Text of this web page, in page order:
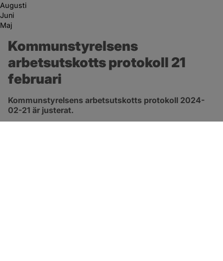
Augusti
Juni
Maj
Kommunstyrelsens
arbetsutskotts protokoll 21
februari
Kommunstyrelsens arbetsutskotts protokoll 2024-
02-21 är justerat.